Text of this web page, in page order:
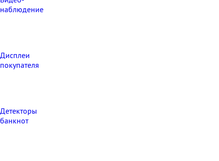
наблюдение
Дисплеи
покупателя
Детекторы
банкнот